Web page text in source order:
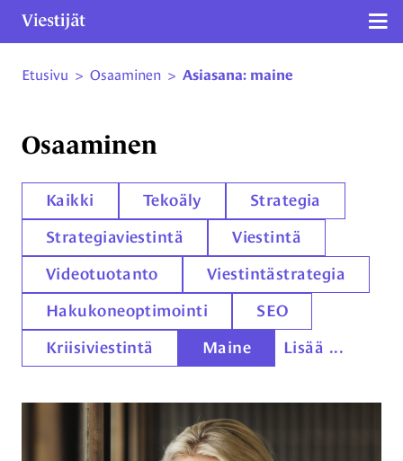
Etusivu > Osaaminen > Asiasana: maine
Osaaminen
Kaikki Tekoäly Strategia
Strategiaviestintä Viestintä
Videotuotanto Viestintästrategia
Hakukoneoptimointi SEO
Kriisiviestintä Maine Lisää ...